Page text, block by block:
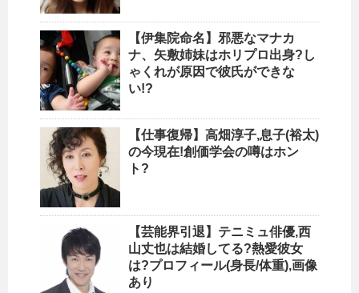
【伊集院命名】邪悪なマナカ
ナ、矢敷姉妹はホリプロ出身?し
ゃくれが原因で彼氏ができな
い!?
【仕事復帰】高畑淳子,息子(裕太)
の今現在!創価学会の噂はホン
ト?
【芸能界引退】テニミュ俳優,西
山丈也は結婚してる?熱愛彼女
は?プロフィール(身長/体重),画像
あり